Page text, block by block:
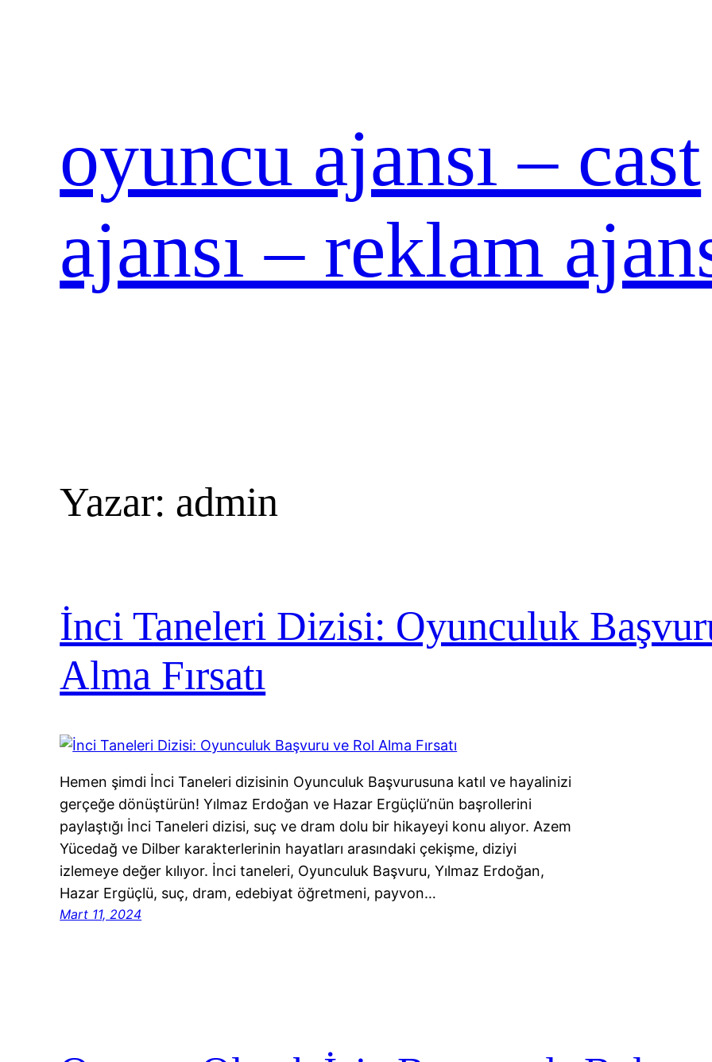
oyuncu ajansı – cast
ajansı – reklam
Yazar: admin
İnci Taneleri Dizisi: Oyunculuk
Alma Fırsatı
Hemen şimdi İnci Taneleri dizisinin Oyunculuk Başvurusuna katıl ve hayalinizi
gerçeğe dönüştürün! Yılmaz Erdoğan ve Hazar Ergüçlü’nün başrollerini
paylaştığı İnci Taneleri dizisi, suç ve dram dolu bir hikayeyi konu alıyor. Azem
Yücedağ ve Dilber karakterlerinin hayatları arasındaki çekişme, diziyi
izlemeye değer kılıyor. İnci taneleri, Oyunculuk Başvuru, Yılmaz Erdoğan,
Hazar Ergüçlü, suç, dram, edebiyat öğretmeni, payvon…
Mart 11, 2024